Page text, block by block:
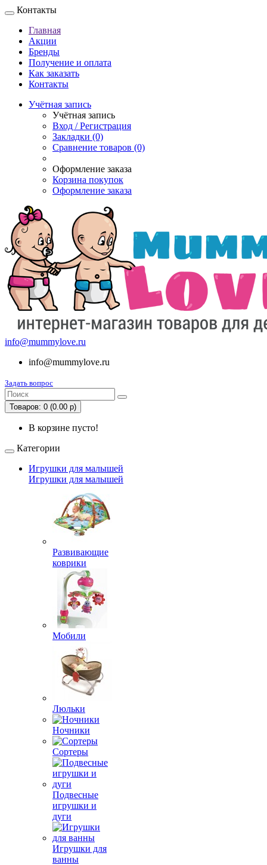
Контакты
Главная
Акции
Бренды
Получение и оплата
Как заказать
Контакты
Учётная запись
Учётная запись
Вход / Регистрация
Закладки (0)
Сравнение товаров (0)
Оформление заказа
Корзина покупок
Оформление заказа
info@mummylove.ru
info@mummylove.ru
Задать вопрос
Товаров: 0 (0.00 р)
В корзине пусто!
Категории
Игрушки для малышей
Игрушки для малышей
Развивающие
коврики
Мобили
Люльки
Ночники
Сортеры
Подвесные
игрушки и
дуги
Игрушки для
ванны